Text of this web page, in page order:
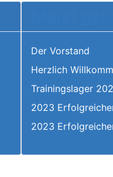
Der Vorstand
Herzlich
Trainingslager
2023
2023